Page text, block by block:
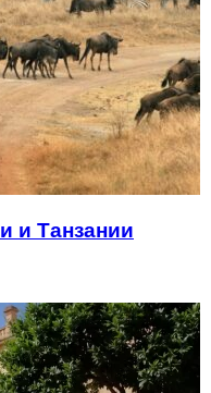
и Танзании